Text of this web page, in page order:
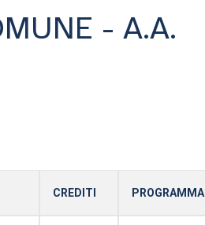
- A.A.
CREDITI PROGRAMMA